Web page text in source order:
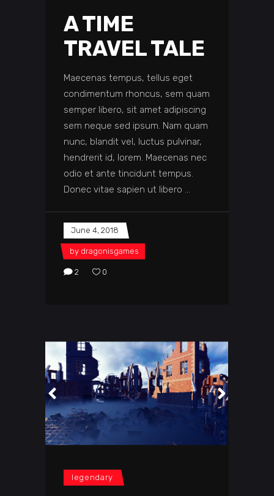
A TIME
TRAVEL TALE
Maecenas tempus, tellus eget
condimentum rhoncus, sem quam
semper libero, sit amet adipiscing
sem neque sed ipsum. Nam quam
nunc, blandit vel, luctus pulvinar,
hendrerit id, lorem. Maecenas nec
odio et ante tincidunt tempus.
Donec vitae sapien ut libero
June 4, 2018
by dragonisgames
2 0
legendary